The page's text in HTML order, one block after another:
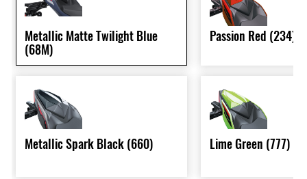
Metallic Matte Twilight Blue
(68M)
Metallic Spark Black (660)
Passion Red (234)
Lime Green (777)